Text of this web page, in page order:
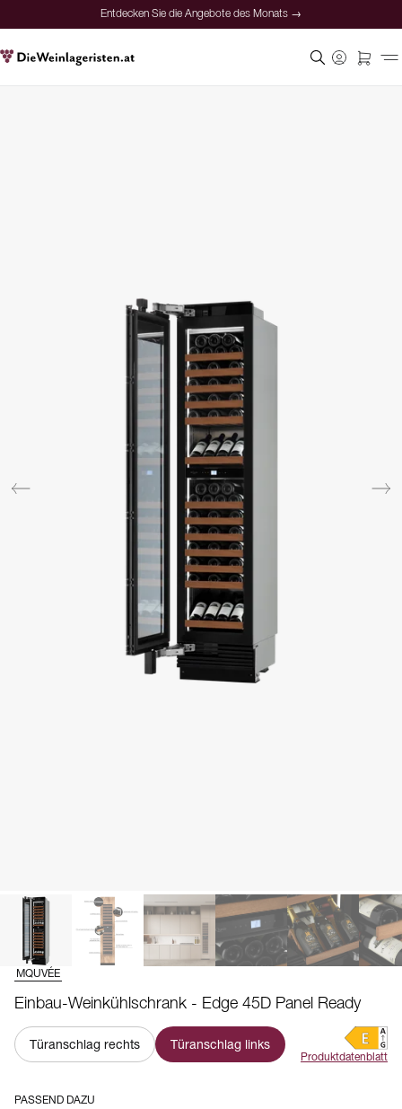
Entdecken Sie die Angebote des Monats →
MQUVÉE
Einbau-Weinkühlschrank - Edge 45D Panel Ready
Türanschlag rechts Türanschlag links
Produktdatenblatt
PASSEND DAZU